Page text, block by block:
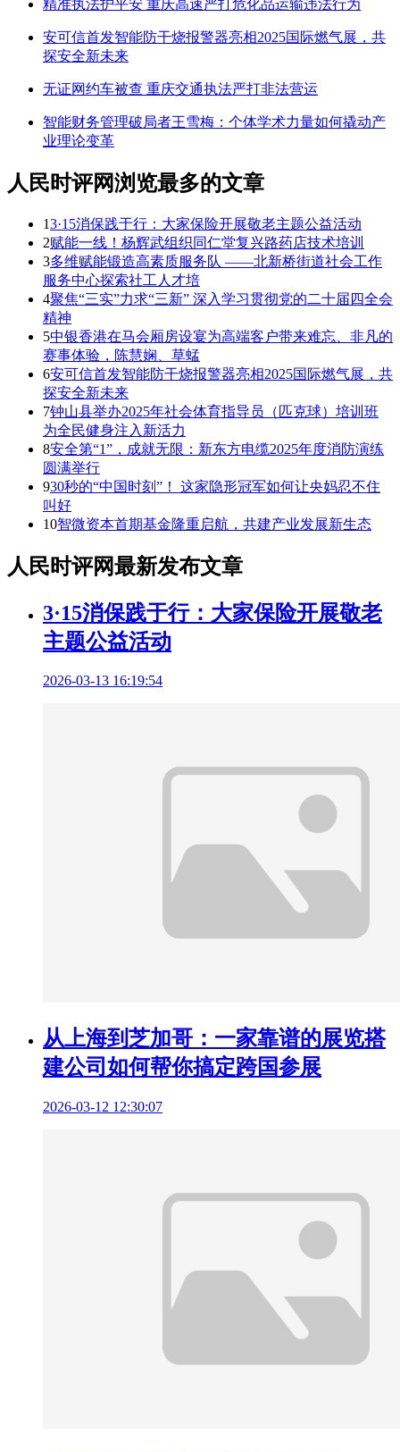
精准执法护平安 重庆高速严打危化品运输违法行为
安可信首发智能防干烧报警器亮相2025国际燃气展，共
探安全新未来
无证网约车被查 重庆交通执法严打非法营运
智能财务管理破局者王雪梅：个体学术力量如何撬动产
业理论变革
人民时评网浏览最多的文章
13·15消保践于行：大家保险开展敬老主题公益活动
2赋能一线！杨辉武组织同仁堂复兴路药店技术培训
3多维赋能锻造高素质服务队 ——北新桥街道社会工作
服务中心探索社工人才培
4聚焦“三实”力求“三新” 深入学习贯彻党的二十届四全会
精神
5中银香港在马会厢房设宴为高端客户带来难忘、非凡的
赛事体验，陈慧娴、草蜢
6安可信首发智能防干烧报警器亮相2025国际燃气展，共
探安全新未来
7钟山县举办2025年社会体育指导员（匹克球）培训班
为全民健身注入新活力
8安全第“1”，成就无限：新东方电缆2025年度消防演练
圆满举行
930秒的“中国时刻”！ 这家隐形冠军如何让央妈忍不住
叫好
10智微资本首期基金隆重启航，共建产业发展新生态
人民时评网最新发布文章
3·15消保践于行：大家保险开展敬老
主题公益活动
2026-03-13 16:19:54
从上海到芝加哥：一家靠谱的展览搭
建公司如何帮你搞定跨国参展
2026-03-12 12:30:07